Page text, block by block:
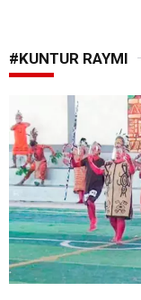
#KUNTUR RAYMI